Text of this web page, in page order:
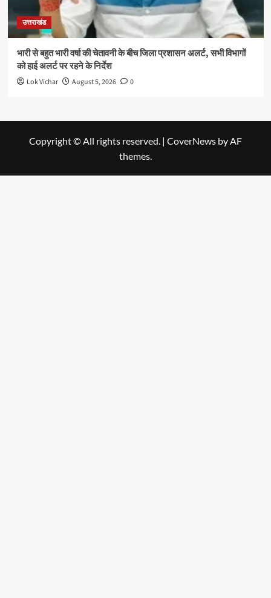
उत्तराखंड
भारी से बहुत भारी वर्षा की चेतावनी के बीच जिला प्रशासन अलर्ट, सभी विभागों
को हाई अलर्ट पर रहने के निर्देश
Lok Vichar August 5, 2026 0
Copyright © All rights reserved. | CoverNews by AF
themes.